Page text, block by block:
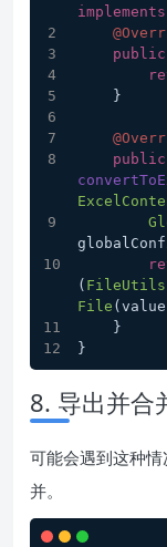
implements
public
    }
public
( FileUtils
File
    }
}
8. 导出并合
可能会遇到这种
并。